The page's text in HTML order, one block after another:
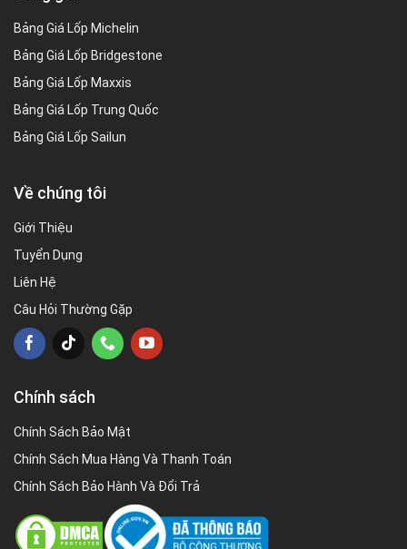
Bảng Giá Lốp Michelin
Bảng Giá Lốp Bridgestone
Bảng Giá Lốp Maxxis
Bảng Giá Lốp Trung Quốc
Bảng Giá Lốp Sailun
Về chúng tôi
Giới Thiệu
Tuyển Dụng
Liên Hệ
Câu Hỏi Thường Gặp
Chính sách
Chính Sách Bảo Mật
Chính Sách Mua Hàng Và Thanh Toán
Chính Sách Bảo Hành Và Đổi Trả